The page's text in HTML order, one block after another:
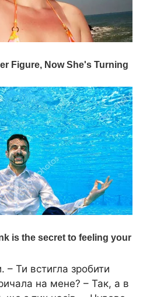
– Ти встигла зробити
на мене? – Так, а в